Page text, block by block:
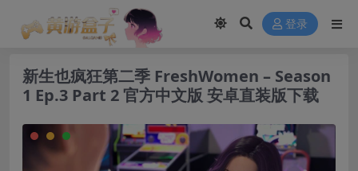
登录
新生也疯狂第二季 FreshWomen – Season
1 Ep.3 Part 2 官方中文版 安卓直装版下载